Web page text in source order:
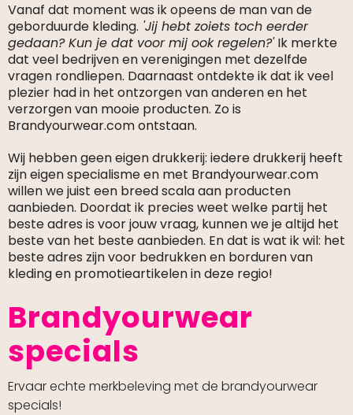
Vanaf dat moment was ik opeens de man van de
geborduurde kleding. 'Jij hebt zoiets toch eerder
gedaan? Kun je dat voor mij ook regelen?'Ik merkte
dat veel bedrijven en verenigingen met dezelfde
vragen rondliepen. Daarnaast ontdekte ik dat ik veel
plezier had in het ontzorgen van anderen en het
verzorgen van mooie producten. Zo is
Brandyourwear.com ontstaan.
Wij hebben geen eigen drukkerij: iedere drukkerij heeft
zijn eigen specialisme en met Brandyourwear.com
willen we juist een breed scala aan producten
aanbieden. Doordat ik precies weet welke partij het
beste adres is voor jouw vraag, kunnen we je altijd het
beste van het beste aanbieden. En dat is wat ik wil: het
beste adres zijn voor bedrukken en borduren van
kleding en promotieartikelen in deze regio!
Brandyourwear
specials
Ervaar echte merkbeleving met de brandyourwear
specials!